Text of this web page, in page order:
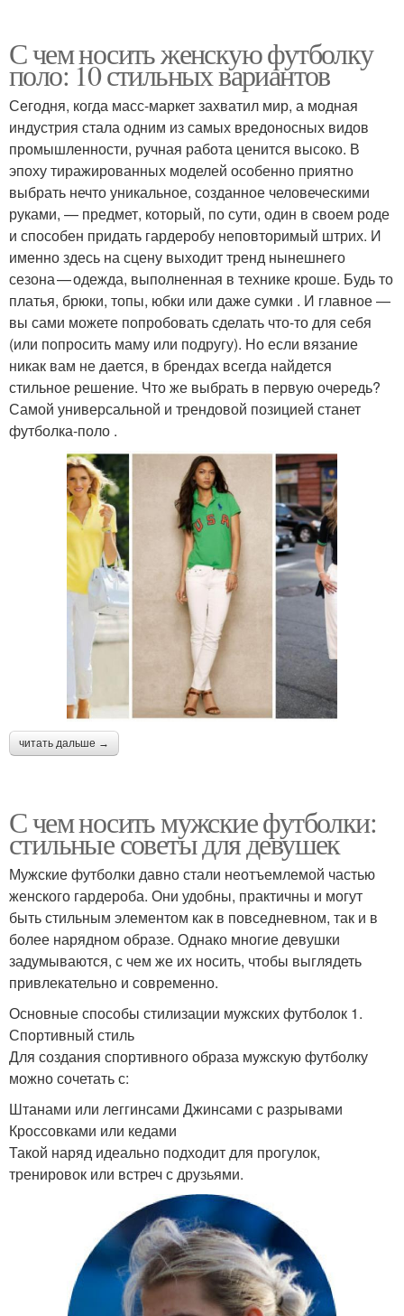
С чем носить женскую футболку
поло: 10 стильных вариантов
Сегодня, когда масс-маркет захватил мир, а модная
индустрия стала одним из самых вредоносных видов
промышленности, ручная работа ценится высоко. В
эпоху тиражированных моделей особенно приятно
выбрать нечто уникальное, созданное человеческими
руками, — предмет, который, по сути, один в своем роде
и способен придать гардеробу неповторимый штрих. И
именно здесь на сцену выходит тренд нынешнего
сезона — одежда, выполненная в технике кроше. Будь то
платья, брюки, топы, юбки или даже сумки . И главное —
вы сами можете попробовать сделать что-то для себя
(или попросить маму или подругу). Но если вязание
никак вам не дается, в брендах всегда найдется
стильное решение. Что же выбрать в первую очередь?
Самой универсальной и трендовой позицией станет
футболка‑поло .
читать дальше →
С чем носить мужские футболки:
стильные советы для девушек
Мужские футболки давно стали неотъемлемой частью
женского гардероба. Они удобны, практичны и могут
быть стильным элементом как в повседневном, так и в
более нарядном образе. Однако многие девушки
задумываются, с чем же их носить, чтобы выглядеть
привлекательно и современно.
Основные способы стилизации мужских футболок 1.
Спортивный стиль
Для создания спортивного образа мужскую футболку
можно сочетать с:
Штанами или леггинсами Джинсами с разрывами
Кроссовками или кедами
Такой наряд идеально подходит для прогулок,
тренировок или встреч с друзьями.